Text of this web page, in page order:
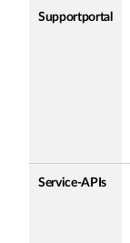
Supportportal
Service-APIs